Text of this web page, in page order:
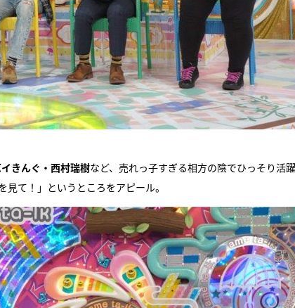
きんぐ・西村瑞樹など、売れっ子すぎる相方の陰でひっそり活
て！」というところをアピール。